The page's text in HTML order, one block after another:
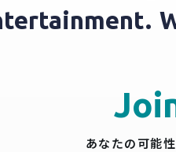
あなたの可能